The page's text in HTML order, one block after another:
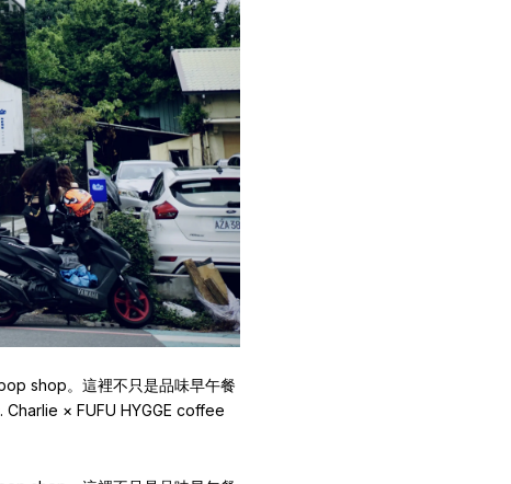
shop。這裡不只是品味早午餐
Charlie × FUFU HYGGE coffee